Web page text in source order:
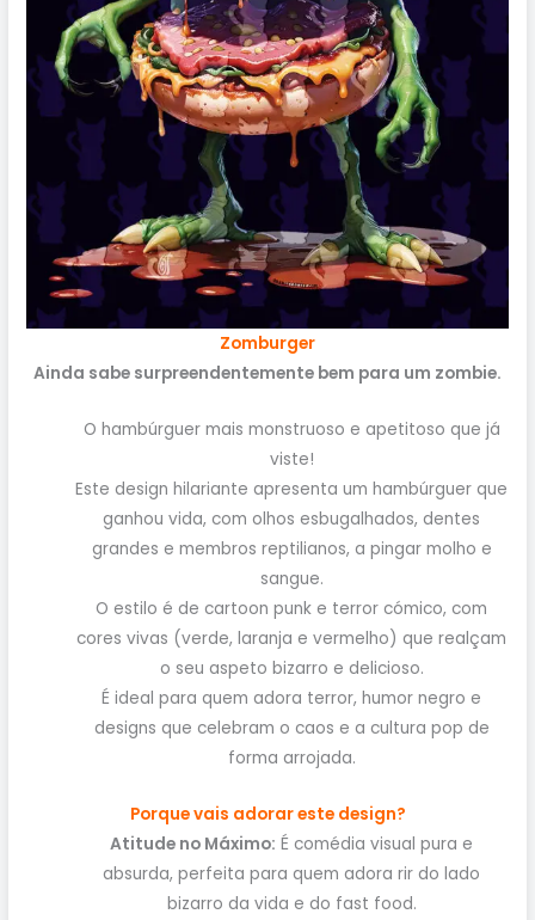
Zomburger
Ainda sabe surpreendentemente bem para um zombie.
O hambúrguer mais monstruoso e apetitoso que já
viste!
Este design hilariante apresenta um hambúrguer que
ganhou vida, com olhos esbugalhados, dentes
grandes e membros reptilianos, a pingar molho e
sangue.
O estilo é de cartoon punk e terror cómico, com
cores vivas (verde, laranja e vermelho) que realçam
o seu aspeto bizarro e delicioso.
É ideal para quem adora terror, humor negro e
designs que celebram o caos e a cultura pop de
forma arrojada.
Porque vais adorar este design?
Atitude no Máximo: É comédia visual pura e
absurda, perfeita para quem adora rir do lado
bizarro da vida e do fast food.